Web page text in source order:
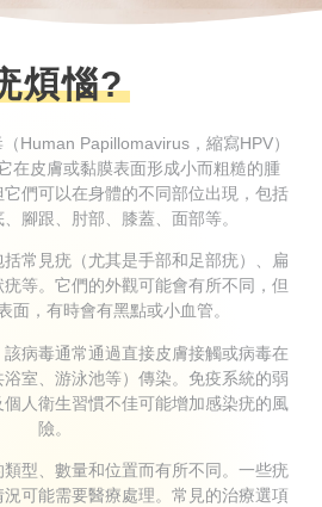
煩惱?
Human Papillomavirus，縮寫HPV）
在皮膚或黏膜表面形成小而粗糙的腫
們可以在身體的不同部位出現，包括
腳跟、肘部、膝蓋、面部等。
常見疣（尤其是手部和足部疣）、扁
等。它們的外觀可能會有所不同，但
面，有時會有黑點或小血管。
病毒通常通過直接皮膚接觸或病毒在
室、游泳池等）傳染。免疫系統的弱
人衛生習慣不佳可能增加感染疣的風
險。
型、數量和位置而有所不同。一些疣
可能需要醫療處理。常見的治療選項